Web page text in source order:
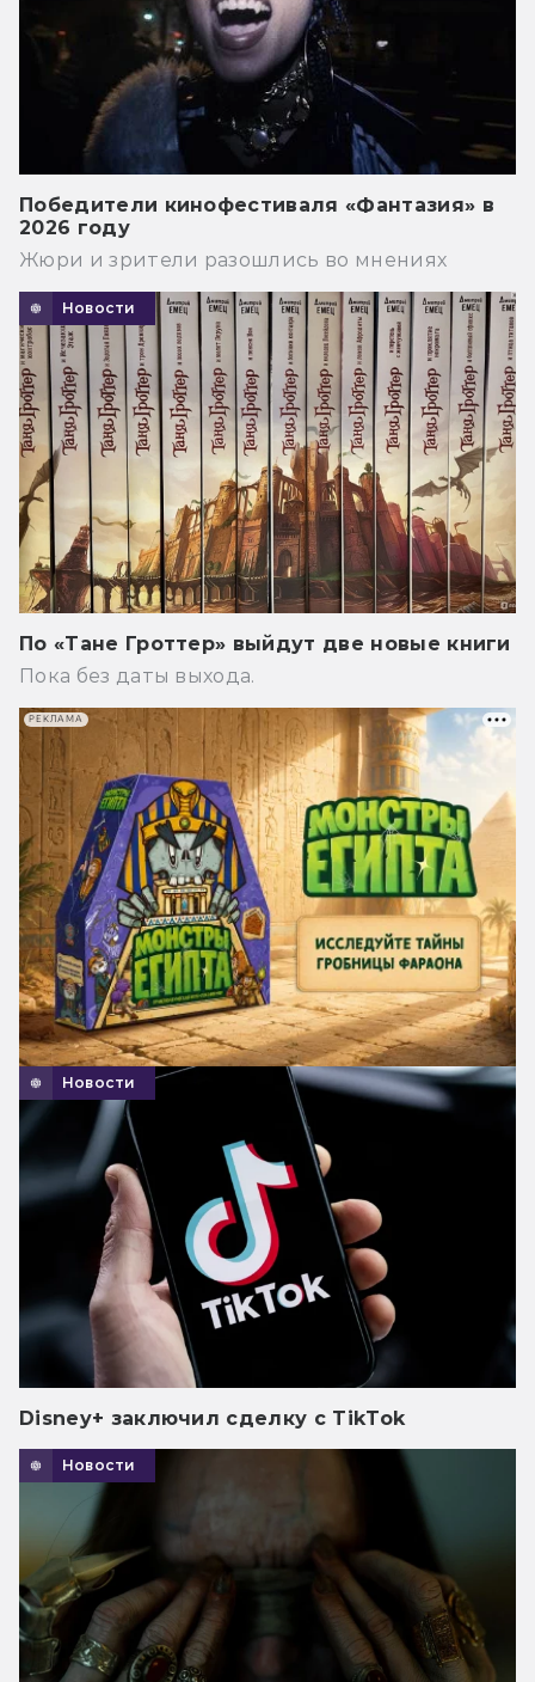
Победители кинофестиваля «Фантазия» в
2026 году
Жюри и зрители разошлись во мнениях
Новости
По «Тане Гроттер» выйдут две новые книги
Пока без даты выхода.
Новости
Disney+ заключил сделку с TikTok
Новости
РЕКЛАМА